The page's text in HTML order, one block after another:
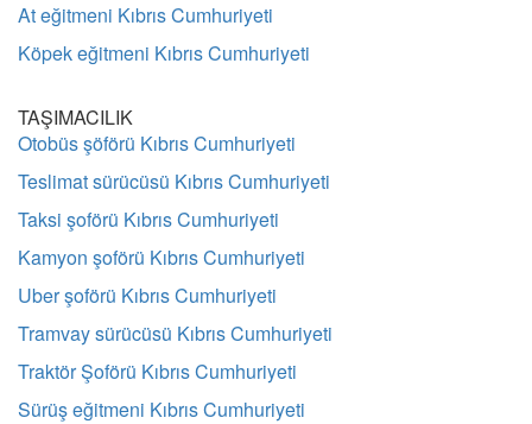
At eğitmeni Kıbrıs Cumhuriyeti
Köpek eğitmeni Kıbrıs Cumhuriyeti
TAŞIMACILIK
Otobüs şöförü Kıbrıs Cumhuriyeti
Teslimat sürücüsü Kıbrıs Cumhuriyeti
Taksi şoförü Kıbrıs Cumhuriyeti
Kamyon şoförü Kıbrıs Cumhuriyeti
Uber şoförü Kıbrıs Cumhuriyeti
Tramvay sürücüsü Kıbrıs Cumhuriyeti
Traktör Şoförü Kıbrıs Cumhuriyeti
Sürüş eğitmeni Kıbrıs Cumhuriyeti